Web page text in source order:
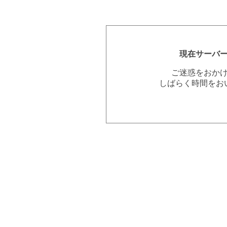
現在サーバ
ご迷惑をおか
しばらく時間を